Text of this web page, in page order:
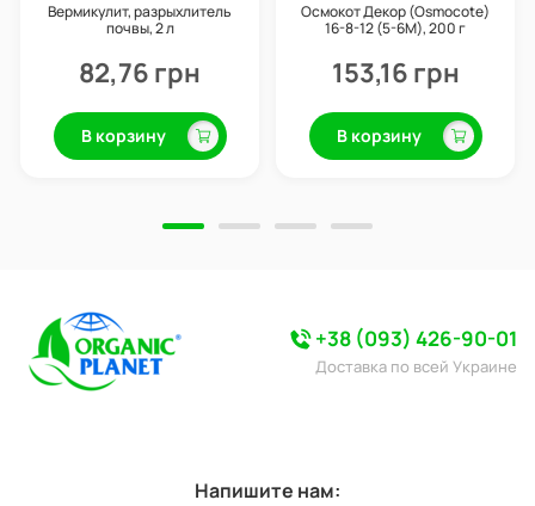
Вермикулит, разрыхлитель
почвы, 2 л
82,76 грн
В корзину
Осмокот Декор (Osmocote)
16-8-12 (5-6М), 200 г
153,16 грн
В корзину
+38 (093) 426-90-01
Доставка по всей Украине
Напишите нам: